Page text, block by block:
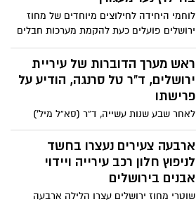
לוחמי היחידה לחילוצים מיוחדים של מחוז
ירושלים פועלים כעת להקמת מערכות חבלים
מתקדמות במטרה לחלץ נער בן 15 שנתקע על
עגורן בראש מבנה בן 36 קומות. מפקד
האירוע מדגיש כי מדובר בחילוץ מאתגר
במיוחד – אך ללא חשד לאובדנות
ראש מערך הדוברות של עיריית
ירושלים, ד”ר טל סרנגה, הודיע על
פרישתו
לאחר שבע שנות עשייה, ד”ר (סא”ל מיל’)
ישראל טל סרנגה מודיע על סיום תפקידו
כראש מערך הדוברות, השיווק וההסברה
בעיריית ירושלים. העירייה תפרסם מכרז
למינוי מחליף, וסרנגה ימשיך ללוות את
ארבעה צעירים נעצרו בחשד
לניפוץ חלון רכב עירייה ויידוי
אבנים בירושלים
שוטרי מחוז ירושלים עצרו הלילה ארבעה